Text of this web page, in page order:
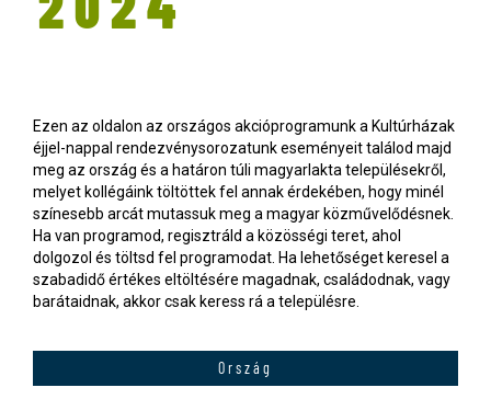
Ezen az oldalon az országos akcióprogramunk a Kultúrházak
éjjel-nappal rendezvénysorozatunk eseményeit találod majd
meg az ország és a határon túli magyarlakta településekről,
melyet kollégáink töltöttek fel annak érdekében, hogy minél
színesebb arcát mutassuk meg a magyar közművelődésnek.
Ha van programod, regisztráld a közösségi teret, ahol
dolgozol és töltsd fel programodat. Ha lehetőséget keresel a
szabadidő értékes eltöltésére magadnak, családodnak, vagy
barátaidnak, akkor csak keress rá a településre.
Ország